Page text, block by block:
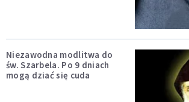
Niezawodna modlitwa do
św. Szarbela. Po 9 dniach
mogą dziać się cuda